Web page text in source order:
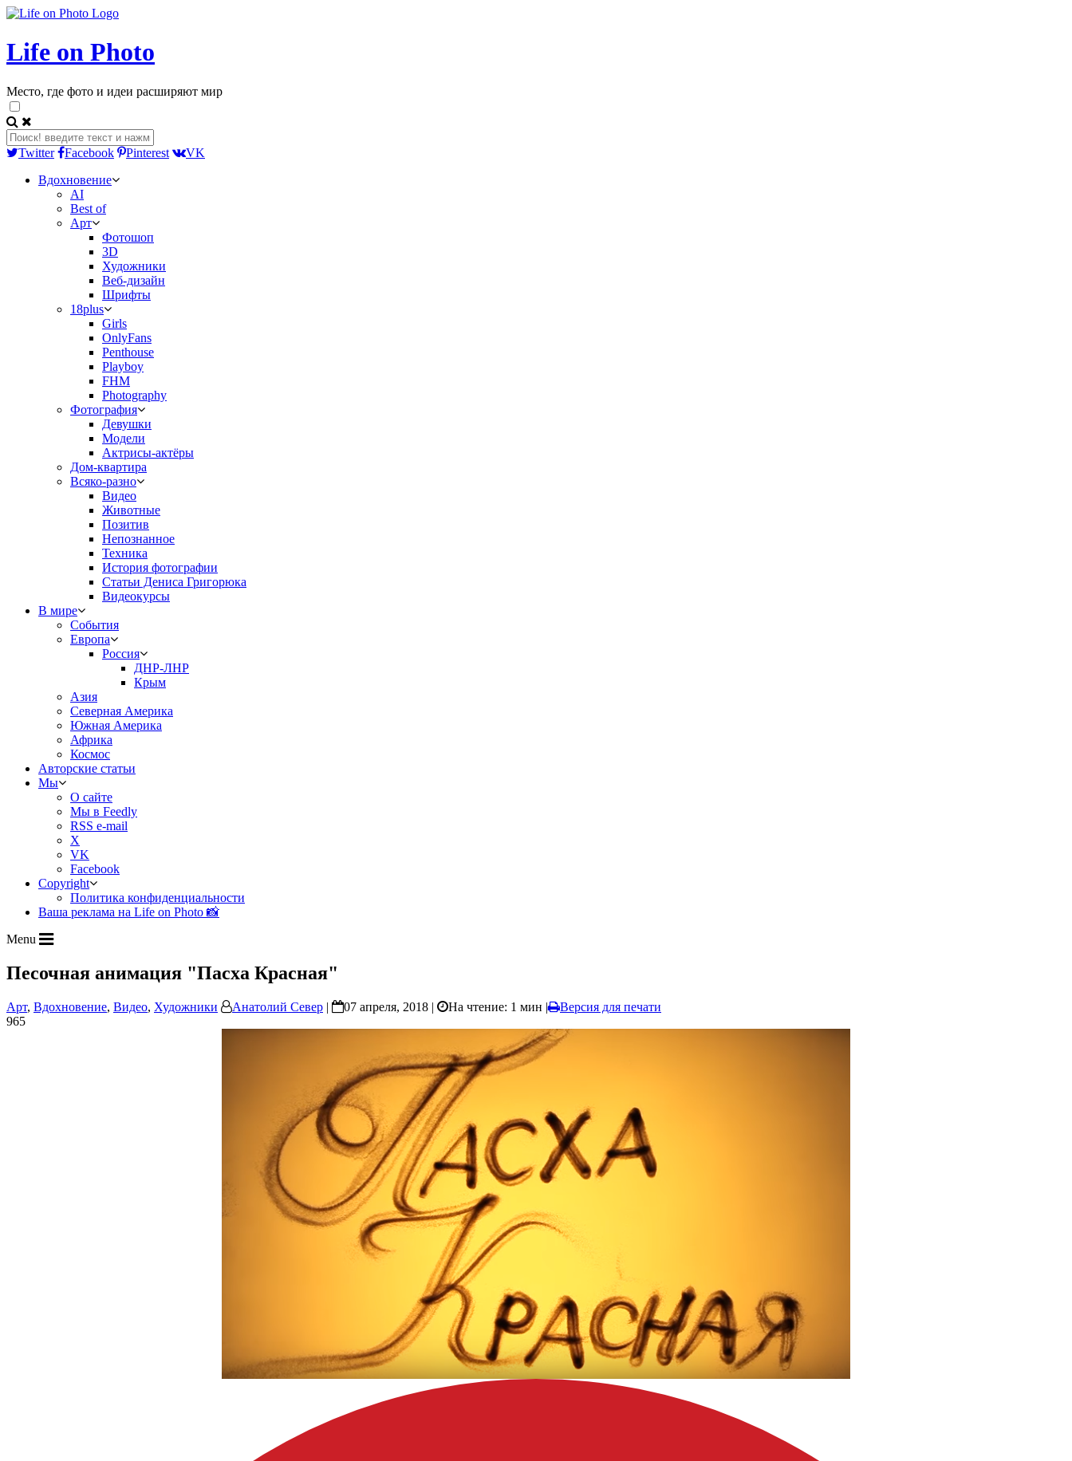
Life on Photo
Место, где фото и идеи расширяют мир
Twitter Facebook Pinterest
VK
Вдохновение
AI
Best of
Арт
Фотошоп
3D
Художники
Веб-дизайн
Шрифты
18plus
Girls
OnlyFans
Penthouse
Playboy
FHM
Photography
Фотография
Девушки
Модели
Актрисы-актёры
Дом-квартира
Всяко-разно
Видео
Животные
Позитив
Непознанное
Техника
История фотографии
Статьи Дениса Григорюка
Видеокурсы
В мире
События
Европа
Россия
ДНР-ЛНР
Крым
Азия
Северная Америка
Южная Америка
Африка
Космос
Авторские статьи
Мы
О сайте
Мы в Feedly
RSS e-mail
X
VK
Facebook
Copyright
Политика конфиденциальности
Ваша реклама на Life on Photo 📸
Menu
Песочная анимация "Пасха Красная"
Арт, Вдохновение, Видео, Художники Анатолий Север | 07 апреля, 2018 | На чтение: 1 мин |
Версия для печати
965